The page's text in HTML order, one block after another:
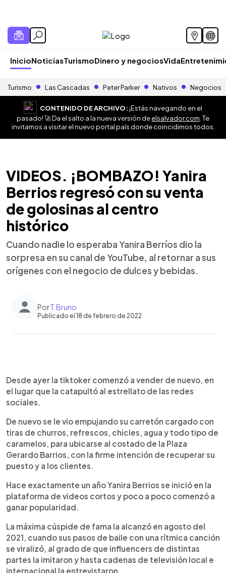
InicioNoticiasTurismoDinero y negociosVida
Turismo Las Cascadas Peter Parker Nativos Negocios
CONTENIDO DE ARCHIVO:¡Estás navegando en el
pasado! 🚀 Da el salto a la nueva versión deelsalvador.com . Te
invitamos a visitar el nuevo portal país donde coincidimos todos.
VIDEOS. ¡BOMBAZO! Yanira
Berrios regresó con su venta
de golosinas al centro
histórico
Cuando nadie lo esperaba Yanira Berríos dio la
sorpresa en su canal de YouTube, al retornar a sus
orígenes con el negocio de dulces y bebidas.
PorT. Bruno
Publicado el 18 de febrero de 2022
Escuchar artículo
Desde ayer la tiktoker comenzó a vender de nuevo, en
el lugar que la catapultó al estrellato de las redes
sociales.
De nuevo se le vio empujando su carretón cargado con
tiras de churros, refrescos, chicles, agua y todo tipo de
caramelos, para ubicarse al costado de la Plaza
Gerardo Barrios, con la firme intención de recuperar su
puesto y a los clientes.
Hace exactamente un año Yanira Berrios se inició en la
plataforma de videos cortos y poco a poco comenzó a
ganar popularidad.
La máxima cúspide de fama la alcanzó en agosto del
2021, cuando sus pasos de baile con una rítmica canción
se viralizó, al grado de que influencers de distintas
partes la imitaron y hasta cadenas de televisión local e
internacional la entrevistaron.